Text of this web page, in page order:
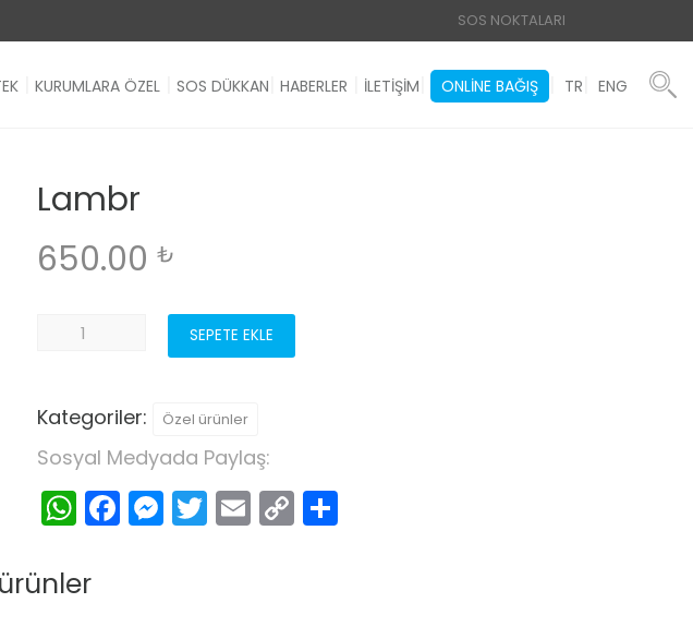
SOS NOKTALARI
KURUMLARA ÖZEL SOS DÜKKAN HABERLER İLETİŞİM ONLINE BAĞIŞ TR ENG
Lambr
650.00₺
SEPETE EKLE
Kategoriler: Özel ürünler
Sosyal Medyada Paylaş:
WhatsApp
Facebook
Messenger
Twitter
Email
Copy
Link